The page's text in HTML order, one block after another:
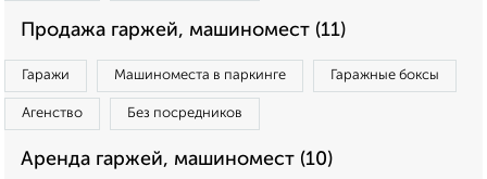
Продажа гаржей, машиномест (11)
Гаражи Машиноместа в паркинге Гаражные боксы
Агенство Без посредников
Аренда гаржей, машиномест (10)